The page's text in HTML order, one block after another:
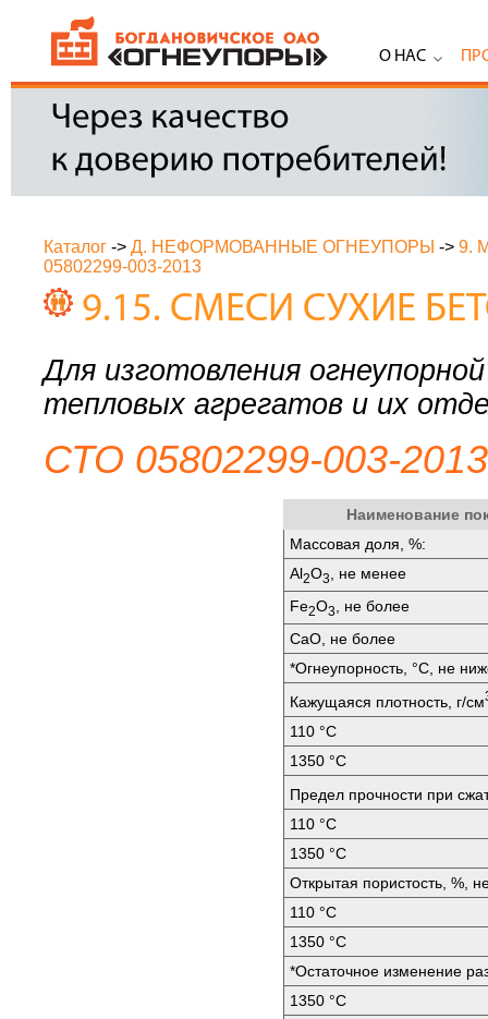
О НАС
Каталог -> Д. НЕФОРМОВАННЫЕ ОГНЕУПОРЫ -> 9.
05802299-003-2013
9.15. СМЕСИ СУХИЕ
Для изготовления
тепловых агрегатов и их
СТО 05802299-003-2013
Наименование
Массовая доля, %:
Аl2O3
, не менее
Fе2O3
, не более
СаО, не более
*Огнеупорность, °C, не
Кажущаяся плотность, г/см
110 °C
1350 °C
Предел прочности при
110 °C
1350 °C
Открытая пористость, %,
110 °C
1350 °C
*Остаточное изменение
1350 °C